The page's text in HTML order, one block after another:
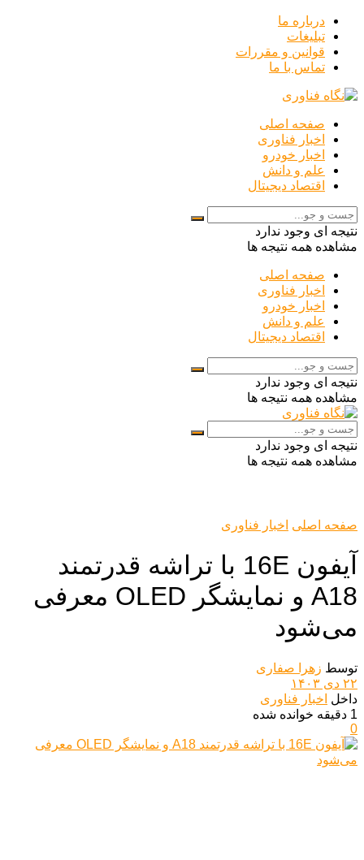
درباره ما
تبلیغات
قوانین و مقررات
تماس با ما
صفحه اصلی
اخبار فناوری
اخبار خودرو
علم و دانش
اقتصاد دیجیتال
نتیجه ای وجود ندارد
مشاهده همه نتیجه ها
صفحه اصلی
اخبار فناوری
اخبار خودرو
علم و دانش
اقتصاد دیجیتال
نتیجه ای وجود ندارد
مشاهده همه نتیجه ها
نتیجه ای وجود ندارد
مشاهده همه نتیجه ها
صفحه اصلی اخبار فناوری
آیفون 16E با تراشه قدرتمند
A18 و نمایشگر OLED معرفی
می‌شود
توسط زهرا صفاری
۲۲ دی ۱۴۰۳
داخل اخبار فناوری
1 دقیقه خوانده شده
0